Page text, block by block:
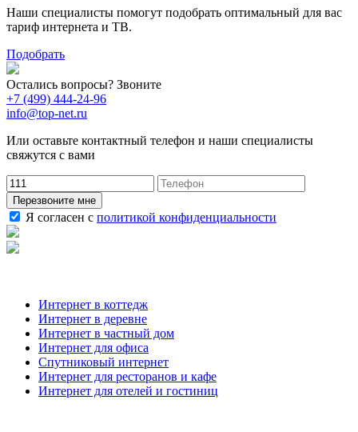
Наши специалисты помогут подобрать оптимальный для вас
тариф интернета и ТВ.
Подобрать
Остались вопросы? Звоните
+7 (499) 444-24-96
info@top-net.ru
Или оставьте контактный телефон и наши специалисты
свяжутся с вами
Перезвоните мне
Я согласен с политикой конфиденциальности
Интернет в коттедж
Интернет в деревне
Интернет в частный дом
Интернет для офиса
Спутниковый интернет
Интернет для ресторанов и кафе
Интернет для отелей и гостиниц